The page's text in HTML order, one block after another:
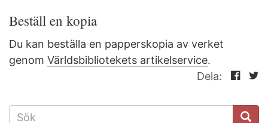
Beställ en kopia
Du kan beställa en papperskopia av verket
genom Världsbibliotekets artikelservice.
Dela:
SÖKFORMULÄR